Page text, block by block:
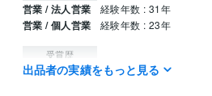
営業 / 法人営業 経験年数 : 31年
営業 / 個人営業 経験年数 : 23年
受賞歴
ココナラ　プラチナランク獲得
互助会の
出品者の実績をもっと見る